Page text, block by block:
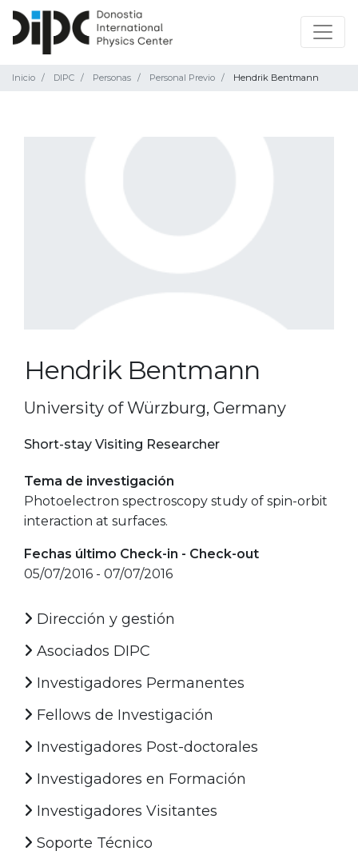
Inicio DIPC Personas Personal Previo Hendrik Bentmann
Hendrik Bentmann
University of Würzburg, Germany
Short-stay Visiting Researcher
Tema de investigación
Photoelectron spectroscopy study of spin-orbit
interaction at surfaces.
Fechas último Check-in - Check-out
05/07/2016 - 07/07/2016
Dirección y gestión
Asociados DIPC
Investigadores Permanentes
Fellows de Investigación
Investigadores Post-doctorales
Investigadores en Formación
Investigadores Visitantes
Soporte Técnico